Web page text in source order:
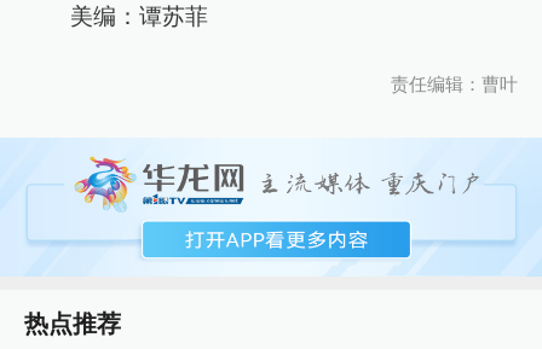
美编：谭苏菲
责任编辑：曹叶
热点推荐